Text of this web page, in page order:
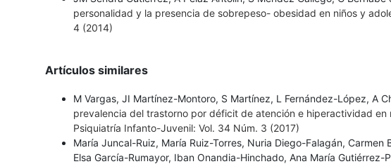
personalidad y la presencia de sobrepeso- obesidad en niños y
4 (2014)
Artículos similares
M Vargas, JI Martínez-Montoro, S Martínez, L Fernández-López, A
prevalencia del trastorno por déficit de atención e hiperactividad
Psiquiatría Infanto-Juvenil: Vol. 34 Núm. 3 (2017)
María Juncal-Ruiz, María Ruiz-Torres, Nuria Diego-Falagán,
Elsa García-Rumayor, Iban Onandia-Hinchado, Ana María